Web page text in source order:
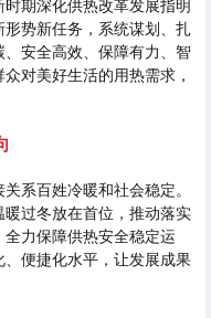
期深化供热改革发展指明
势新任务，系统谋划、扎
安全高效、保障有力、智
对美好生活的用热需求，
系百姓冷暖和社会稳定。
过冬放在首位，推动落实
力保障供热安全稳定运
便捷化水平，让发展成果